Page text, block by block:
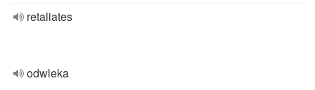
retaliates
odwleka